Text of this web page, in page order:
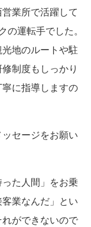
業所で活躍して
運転手でした。
地のルートや駐
制度もしっかり
に指導しますの
セージをお願い
た人間」をお乗
業なんだ」とい
ができないので